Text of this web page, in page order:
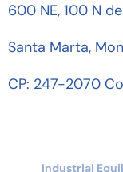
600 NE, 100 N
Santa Marta,
CP: 247-2070
Industrial